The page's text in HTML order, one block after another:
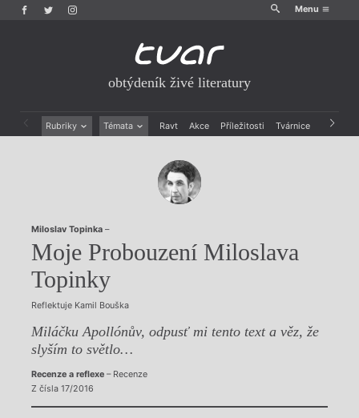
Menu
obtýdeník živé literatury
Rubriky Témata Ravt Akce Příležitosti Tvárnice Archiv
Rozhovory
Dokument
Výroční ceny
Miloslav Topinka–
Moje Probouzení Miloslava
Topinky
Reflektuje Kamil Bouška
Miláčku Apollónův, odpusť mi tento text a věz, že
slyším to světlo…
Recenze a reflexe– Recenze
Z čísla 17/2016